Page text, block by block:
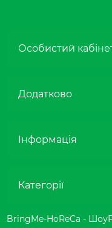
Особистий
Додатково
Інформація
Категорії
BringMe-HoReCa -